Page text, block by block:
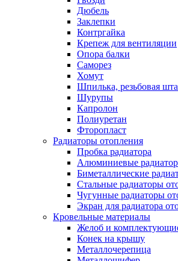
Дюбель
Заклепки
Контргайка
Крепеж для вентиляции
Опора балки
Саморез
Хомут
Шпилька, резьбовая
Шурупы
Капролон
Полиуретан
Фторопласт
Радиаторы отопления
Пробка радиатора
Алюминиевые
Биметаллические
Стальные радиаторы
Чугунные радиаторы
Экран для радиатора
Кровельные материалы
Желоб и
Конек на крышу
Металлочерепица